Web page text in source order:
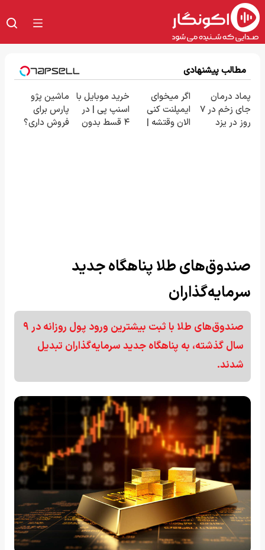
مطالب پیشنهادی
پماد درمان
جای زخم در ۷
روز در یزد
اگر میخوای
ایمپلنت کنی
الان وقتشه |
خرید موبایل با
اسنپ پی | در
۴ قسط بدون
ماشین پژو
پارس برای
فروش داری؟
صندوق‌های طلا پناهگاه جدید
سرمایه‌گذاران
صندوق‌های طلا با ثبت بیشترین ورود پول روزانه در ۹
سال گذشته، به پناهگاه جدید سرمایه‌گذاران تبدیل
شدند.